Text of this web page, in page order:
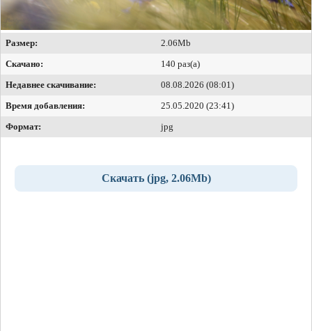
Размер:
2.06Mb
Скачано:
140 раз(а)
Недавнее скачивание:
08.08.2026 (08:01)
Время добавления:
25.05.2020 (23:41)
Формат:
jpg
Скачать (jpg, 2.06Mb)